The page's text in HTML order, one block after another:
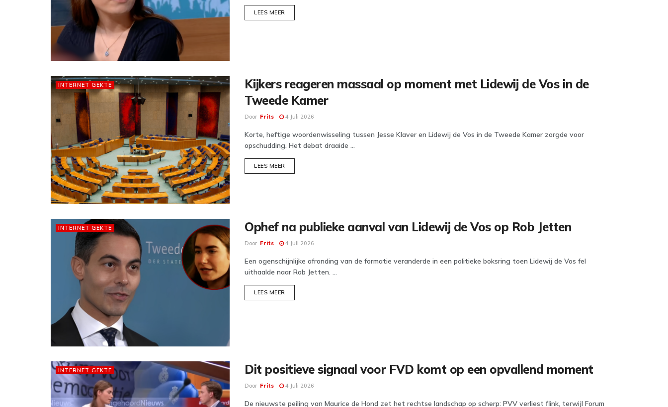
LEES MEER
INTERNET GEKTE
Kijkers reageren massaal op moment met Lidewij de Vos in de
Tweede Kamer
Door Frits 4 Juli 2026
Korte, heftige woordenwisseling tussen Jesse Klaver en Lidewij de Vos in de Tweede Kamer zorgde voor
opschudding. Het debat draaide ...
LEES MEER
INTERNET GEKTE Ophef na publieke aanval van Lidewij de Vos op Rob Jetten
Door Frits 4 Juli 2026
Een ogenschijnlijke afronding van de formatie veranderde in een politieke boksring toen Lidewij de Vos fel
uithaalde naar Rob Jetten. ...
LEES MEER
INTERNET GEKTE Dit positieve signaal voor FVD komt op een opvallend moment
Door Frits 4 Juli 2026
De nieuwste peiling van Maurice de Hond zet het rechtse landschap op scherp: PVV verliest flink, terwijl Forum